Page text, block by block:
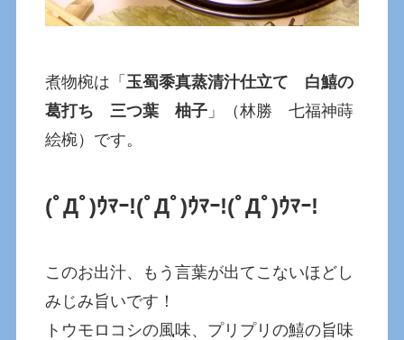
煮物椀は「玉蜀黍真蒸清汁仕立て 白鱚の
葛打ち 三つ葉 柚子 」（林勝 七福神蒔
絵椀）です。
(ﾟДﾟ)ｳﾏｰ!(ﾟДﾟ)ｳﾏｰ!(ﾟДﾟ)ｳﾏｰ!
このお出汁、もう言葉が出てこないほどし
みじみ旨いです！
トウモロコシの風味、プリプリの鱚の旨味